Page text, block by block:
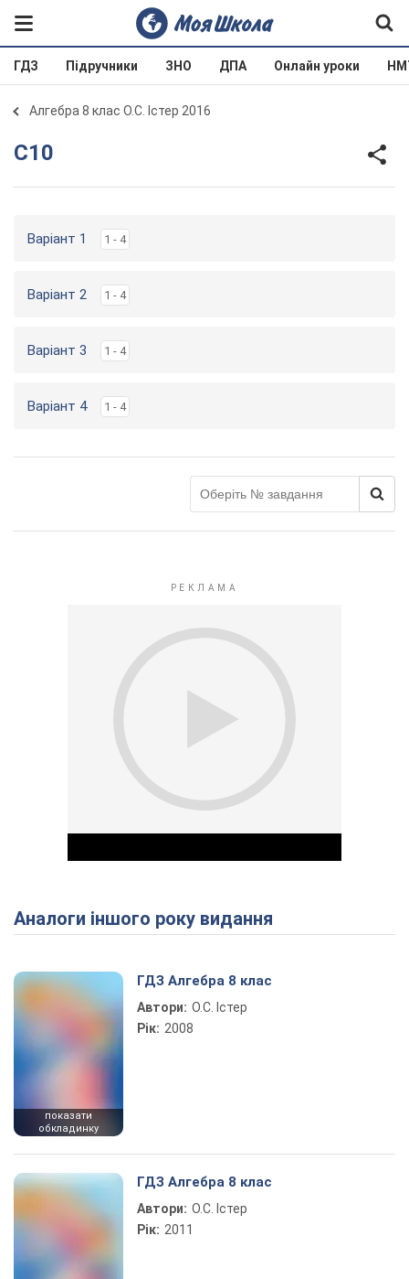
ГДЗ Підручники ЗНО ДПА Онлайн уроки
Алгебра 8 клас О.С. Істер 2016
С10
Варіант 1 1 - 4
Варіант 2 1 - 4
Варіант 3 1 - 4
Варіант 4 1 - 4
Play Video
Аналоги іншого року видання
показати
обкладинку
ГДЗ Алгебра 8 клас
Автори: О.С. Істер
Рік: 2008
ГДЗ Алгебра 8 клас
Автори: О.С. Істер
Рік: 2011